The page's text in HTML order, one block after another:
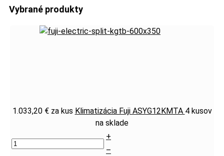
Vybrané produkty
1.033,20 € za kus Klimatizácia Fuji ASYG12KMTA 4 kusov
na sklade
+
–